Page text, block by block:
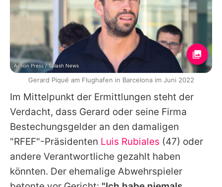
Im Mittelpunkt der Ermittlungen steht der
Verdacht, dass Gerard oder seine Firma
Bestechungsgelder an den damaligen
"RFEF"-Präsidenten Luis Rubiales (47) oder
andere Verantwortliche gezahlt haben
könnten. Der ehemalige Abwehrspieler
Action Press / Splash News
Gerard Piqué am Flughafen in Barcelona im Juni 2022